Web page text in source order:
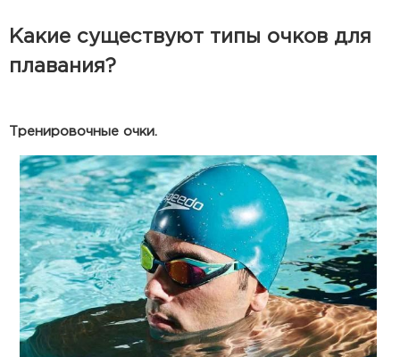
Какие существуют типы очков для
плавания?
Тренировочные очки.